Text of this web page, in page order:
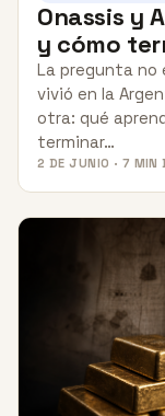
Onassis y
y cómo
La pregunta no
vivió en la
otra: qué
terminar…
2 DE JUNIO · 7 MIN